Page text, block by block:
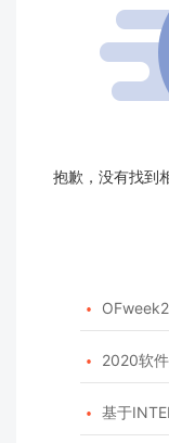
抱歉，没有找到

 2020软
 基于